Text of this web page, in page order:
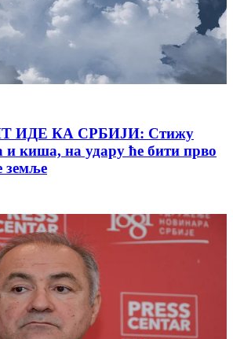
ИДЕ КА СРБИЈИ: Стижу
и киша, на удару ће бити прво
земље